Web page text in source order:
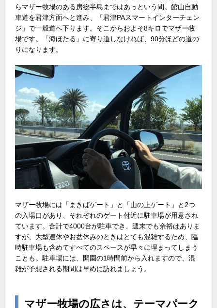
らマザー牧場のある房総半島まではあっという間。館山自動
車道を君津方面へと進み、「君津PAスマートインターチェン
ジ」で一般道へ下ります。そこからおよそ8キロでマザー牧
場です。「海ほたる」に寄り道しなければ、90分ほどの道の
りになります。
マザー牧場には「まきばゲート」と「山の上ゲート」と2つ
の入場口があり、それぞれのゲート付近に駐車場が用意され
ています。合計で4000台が駐車でき、週末でも余裕はありま
すが、大型連休やお盆休みのときはとても混雑するため、臨
時駐車場も含めてすべてのスペースが早々に埋まってしまう
ことも。駐車場には、開園の1時間前から入れますので、混
雑が予想される期間は早めに訪れましょう。
マザー牧場の広さは、テーマパーク